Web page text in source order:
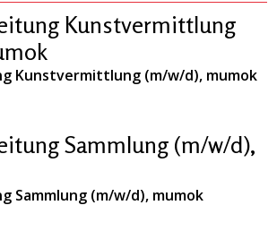
Kunstvermittlung
Kunstvermittlung (m/w/d), mumok
Sammlung (m/w/d),
Sammlung (m/w/d), mumok